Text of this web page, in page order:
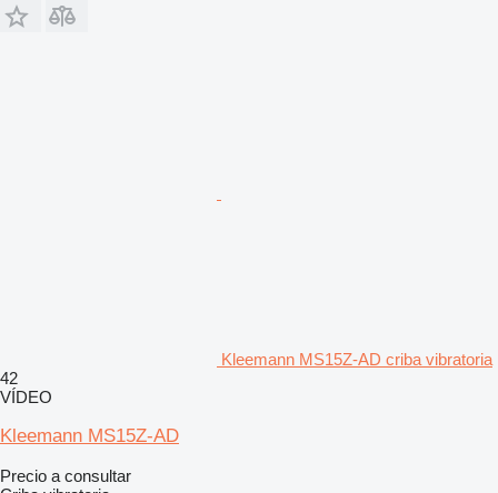
Kleemann MS15Z-AD criba vibratoria
42
VÍDEO
Kleemann MS15Z-AD
Precio a consultar